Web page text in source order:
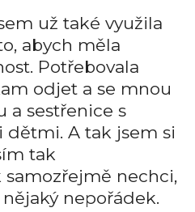
už také využila
abych měla
Potřebovala
odjet a se mnou
a sestřenice s
A tak jsem si
tak
nechci,
nepořádek.